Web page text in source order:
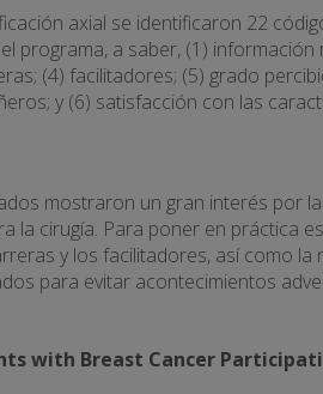
axial se identificaron 22
programa, a saber, (1)
(4) facilitadores; (5) grado
y (6) satisfacción con las
mostraron un gran interés por
la cirugía. Para poner en práctica
y los facilitadores, así como
para evitar acontecimientos
with Breast Cancer